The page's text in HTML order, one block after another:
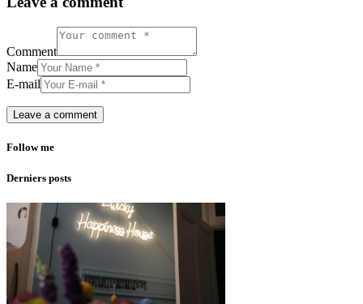
Comment
Name
E-mail
Follow me
Derniers posts